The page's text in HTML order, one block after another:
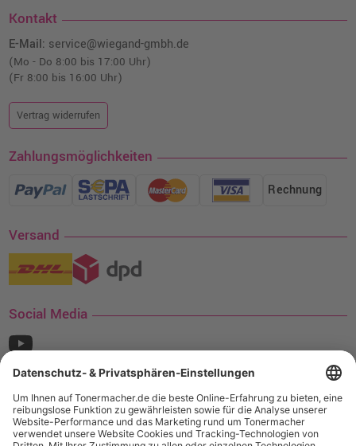
Kontakt
E-Mail: service@wiegand-gmbh.de
(Mo - Do 8:00 bis 17:00 Uhr)
(Fr 8:00 bis 16:00 Uhr)
Vertrag widerrufen
Zahlungsmöglichkeiten
Rechnung
Versand
Social Media
¹ Nur gültig für den Versand innerhalb Deutschlands. Befindet sich ein Warenwert
von mindestens 35€ (inkl. Mwst.) an Ampertec Artikeln in Ihrem Warenkorb, ist der
Versand für Sie kostenfrei.